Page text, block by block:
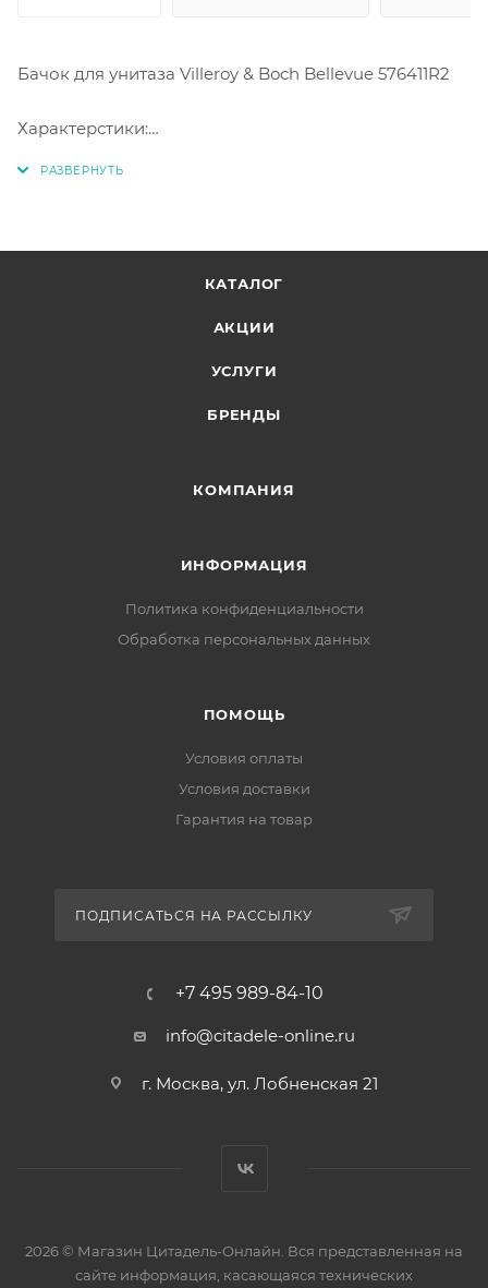
Бачок для унитаза Villeroy & Boch Bellevue 576411R2
Характерстики:
КАТАЛОГ
АКЦИИ
УСЛУГИ
БРЕНДЫ
КОМПАНИЯ
ИНФОРМАЦИЯ
Политика конфиденциальности
Обработка персональных данных
ПОМОЩЬ
Условия оплаты
Условия доставки
Гарантия на товар
ПОДПИСАТЬСЯ НА РАССЫЛКУ
+7 495 989-84-10
info@citadele-online.ru
г. Москва, ул. Лобненская 21
2026 © Магазин Цитадель-Онлайн. Вся представленная на
сайте информация, касающаяся технических